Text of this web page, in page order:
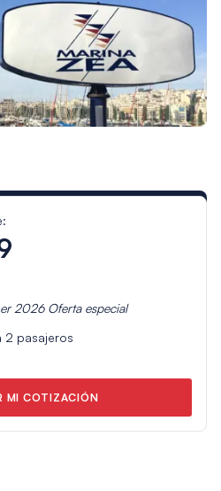
2026Oferta especial
2 pasajeros
MI COTIZACIÓN